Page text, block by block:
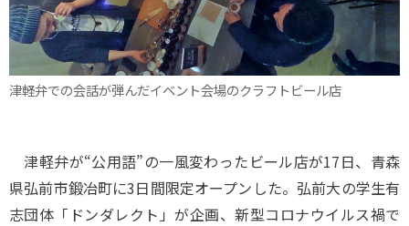
津軽弁での会話が弾んだイベント会場のクラフトビール店
津軽弁が“公用語”の一風変わったビール店が17日、青森
県弘前市鍛冶町に3日間限定オープンした。弘前大の学生有
志団体「ドンダレクト」が企画、新型コロナウイルス禍で